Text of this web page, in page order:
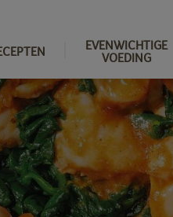
EVENWICHTIGE
VOEDING